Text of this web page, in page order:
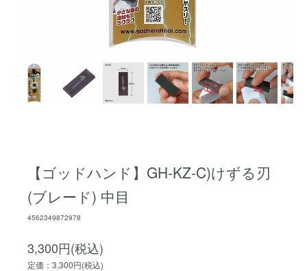
【ゴッドハンド】GH-KZ-C)けずる刃
(ブレード) 中目
4562349872978
3,300円(税込)
定価：3,300円(税込)